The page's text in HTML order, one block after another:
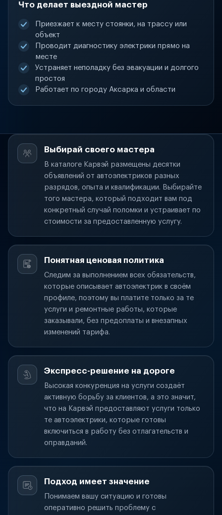
Что делает выездной мастер
Приезжает к месту стоянки, на трассу или
объект
Проводит диагностику электрики прямо на
месте
Устраняет неполадку без эвакуации и долгого
простоя
Работает по городу Аксарка и области
Выбирай своего мастера
В каталоге Карвэй размещены десятки
объявлений от автоэлектриков разных
разрядов, опыта и квалификации. Выбирайте
того мастера, который подходит вам под
конкретный случай поломки и устраивает по
стоимости за предоставленную услугу.
Понятная ценовая политика
Следим за выполнением всех обязательств,
которые описывает автоэлектрик в своём
профиле, поэтому вы платите только за те
услуги и ремонтные работы, которые
заказывали, без предоплаты и внезапных
изменений тарифа.
Экспресс-решение на дороге
Высокая конкуренция на услуги создаёт
активную борьбу за клиентов, а это значит,
что на Карвэй предоставляют услуги только
те автоэлектрики, которые готовы
включиться в работу без отлагательств и
оправданий.
Подход имеет значение
Понимаем вашу ситуацию и готовы
оперативно решить проблему с